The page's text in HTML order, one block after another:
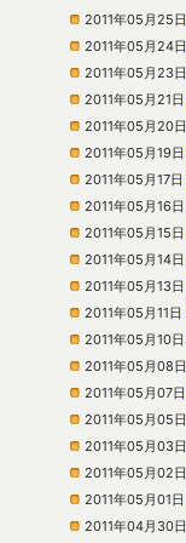
2011年05月25日
2011年05月24日
2011年05月23日
2011年05月21日
2011年05月20日
2011年05月19日
2011年05月17日
2011年05月16日
2011年05月15日
2011年05月14日
2011年05月13日
2011年05月11日
2011年05月10日
2011年05月08日
2011年05月07日
2011年05月05日
2011年05月03日
2011年05月02日
2011年05月01日
2011年04月30日